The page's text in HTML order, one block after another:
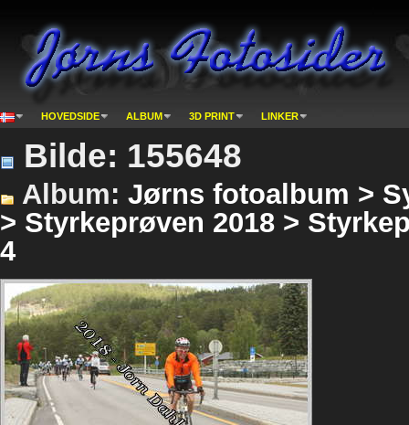
HOVEDSIDE ALBUM 3D PRINT LINKER
Bilde: 155648
Album: Jørns fotoalbum >
> Styrkeprøven 2018 >
4